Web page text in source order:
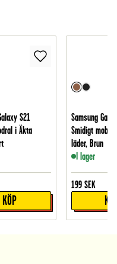
S21
i Äkta
KÖP
Samsung
Smidigt
läder, Brun
I lager
199 SEK